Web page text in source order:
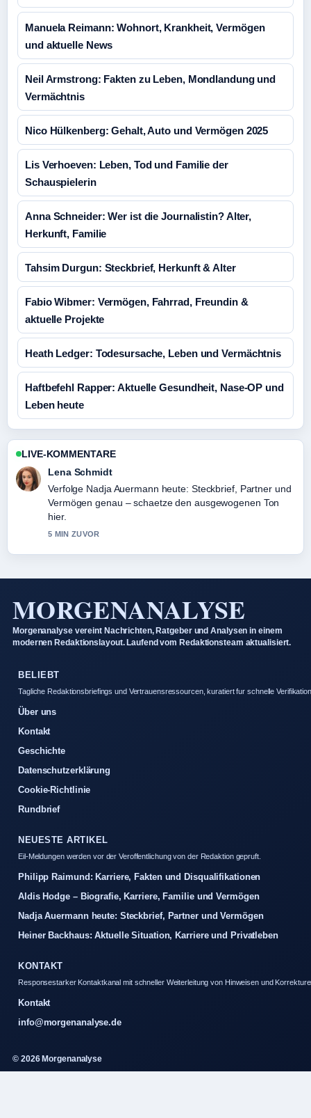
Manuela Reimann: Wohnort, Krankheit, Vermögen
und aktuelle News
Neil Armstrong: Fakten zu Leben, Mondlandung und
Vermächtnis
Nico Hülkenberg: Gehalt, Auto und Vermögen 2025
Lis Verhoeven: Leben, Tod und Familie der
Schauspielerin
Anna Schneider: Wer ist die Journalistin? Alter,
Herkunft, Familie
Tahsim Durgun: Steckbrief, Herkunft & Alter
Fabio Wibmer: Vermögen, Fahrrad, Freundin &
aktuelle Projekte
Heath Ledger: Todesursache, Leben und Vermächtnis
Haftbefehl Rapper: Aktuelle Gesundheit, Nase-OP und
Leben heute
LIVE-KOMMENTARE
Lena Schmidt
Verfolge Nadja Auermann heute: Steckbrief, Partner und
Vermögen genau – schaetze den ausgewogenen Ton
hier.
5 MIN ZUVOR
MORGENANALYSE
Morgenanalyse vereint Nachrichten, Ratgeber und Analysen in einem
modernen Redaktionslayout. Laufend vom Redaktionsteam aktualisiert.
BELIEBT
Tagliche Redaktionsbriefings und Vertrauensressourcen, kuratiert fur schnelle
Über uns
Kontakt
Geschichte
Datenschutzerklärung
Cookie-Richtlinie
Rundbrief
NEUESTE ARTIKEL
Eil-Meldungen werden vor der Veroffentlichung von der Redaktion gepruft.
Philipp Raimund: Karriere, Fakten und Disqualifikationen
Aldis Hodge – Biografie, Karriere, Familie und Vermögen
Nadja Auermann heute: Steckbrief, Partner und Vermögen
Heiner Backhaus: Aktuelle Situation, Karriere und Privatleben
KONTAKT
Responsestarker Kontaktkanal mit schneller Weiterleitung von Hinweisen und
Kontakt
info@morgenanalyse.de
© 2026 Morgenanalyse